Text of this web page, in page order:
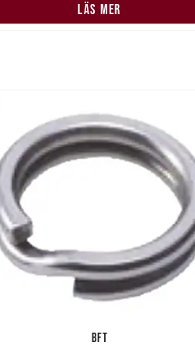
LÄS MER
BFT